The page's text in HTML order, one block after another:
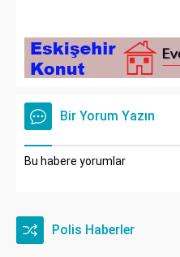
Bir Yorum Yazın
Bu habere yorumlar
Polis Haberler